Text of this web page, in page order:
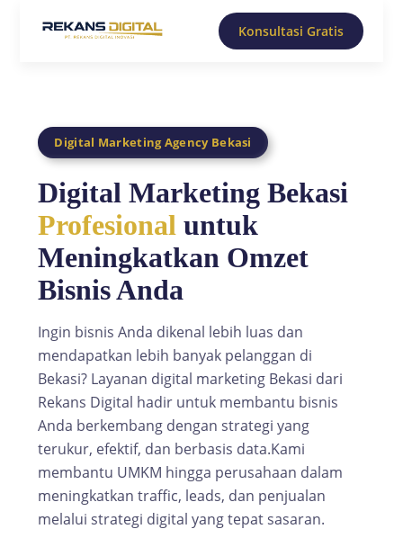
Konsultasi Gratis
Digital Marketing Agency Bekasi
Digital Marketing Bekasi
Profesional untuk
Meningkatkan Omzet
Bisnis Anda
Ingin bisnis Anda dikenal lebih luas dan
mendapatkan lebih banyak pelanggan di
Bekasi? Layanan digital marketing Bekasi dari
Rekans Digital hadir untuk membantu bisnis
Anda berkembang dengan strategi yang
terukur, efektif, dan berbasis data.Kami
membantu UMKM hingga perusahaan dalam
meningkatkan traffic, leads, dan penjualan
melalui strategi digital yang tepat sasaran.